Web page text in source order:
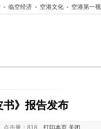
- 临空经济 - 空港文化 - 空港第一
书》报告发布
点击量： 818 打印本页 关闭